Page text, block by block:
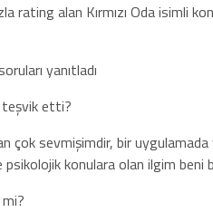
rating alan Kırmızı Oda isimli
yanıtladı
teşvik etti?
çok sevmişimdir, bir
konulara olan ilgim beni